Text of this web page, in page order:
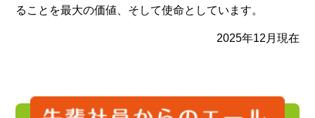
ることを最大の価値、そして使命としています。
2025年12月現在